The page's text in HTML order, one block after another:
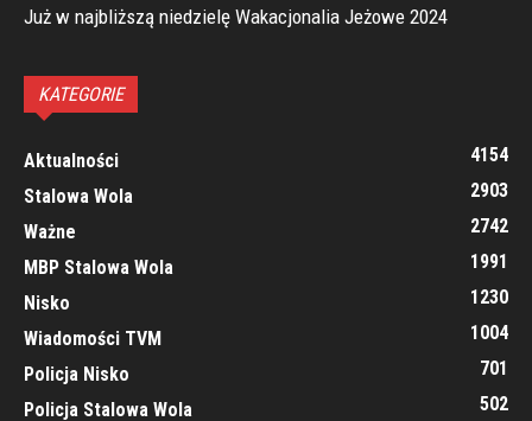
Już w najbliższą niedzielę Wakacjonalia Jeżowe 2024
KATEGORIE
Aktualności
4154
Stalowa Wola
2903
Ważne
2742
MBP Stalowa Wola
1991
Nisko
1230
Wiadomości TVM
1004
Policja Nisko
701
Policja Stalowa Wola
502